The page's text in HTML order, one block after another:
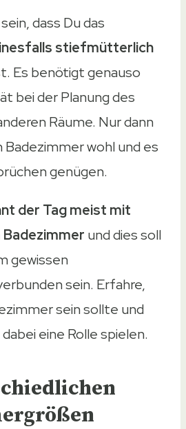
dass Du das
stiefmütterlich
Es benötigt genauso
bei der Planung des
Räume. Nur dann
Badezimmer wohl und es
genügen.
der Tag meist mit
Badezimmer und dies soll
gewissen
sein. Erfahre,
sein sollte und
eine Rolle spielen.